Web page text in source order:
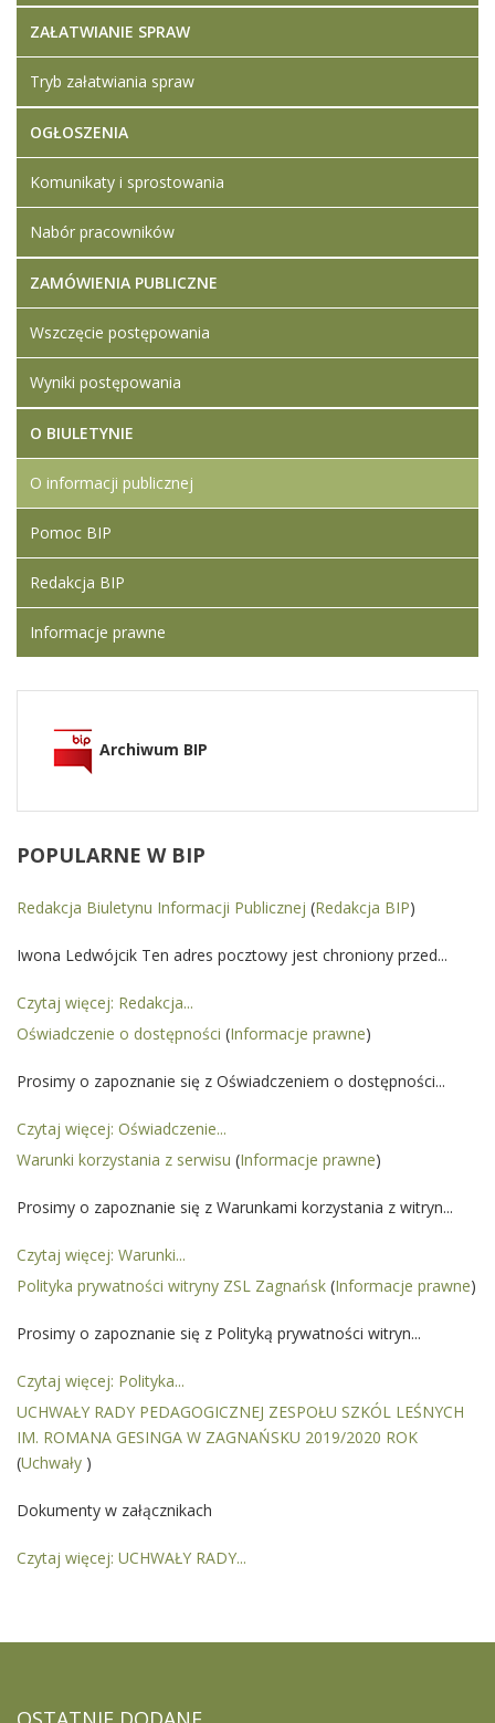
ZAŁATWIANIE SPRAW
Tryb załatwiania spraw
OGŁOSZENIA
Komunikaty i sprostowania
Nabór pracowników
ZAMÓWIENIA PUBLICZNE
Wszczęcie postępowania
Wyniki postępowania
O BIULETYNIE
O informacji publicznej
Pomoc BIP
Redakcja BIP
Informacje prawne
Archiwum BIP
POPULARNE W BIP
Redakcja Biuletynu Informacji Publicznej (Redakcja BIP)
Iwona Ledwójcik Ten adres pocztowy jest chroniony przed...
Czytaj więcej: Redakcja...
Oświadczenie o dostępności (Informacje prawne)
Prosimy o zapoznanie się z Oświadczeniem o dostępności...
Czytaj więcej: Oświadczenie...
Warunki korzystania z serwisu (Informacje prawne)
Prosimy o zapoznanie się z Warunkami korzystania z witryn...
Czytaj więcej: Warunki...
Polityka prywatności witryny ZSL Zagnańsk (Informacje prawne)
Prosimy o zapoznanie się z Polityką prywatności witryn...
Czytaj więcej: Polityka...
UCHWAŁY RADY PEDAGOGICZNEJ ZESPOŁU SZKÓL LEŚNYCH
IM. ROMANA GESINGA W ZAGNAŃSKU 2019/2020 ROK
(Uchwały )
Dokumenty w załącznikach
Czytaj więcej: UCHWAŁY RADY...